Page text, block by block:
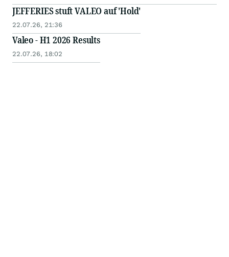
JEFFERIES stuft VALEO auf 'Hold'
22.07.26, 21:36
Valeo - H1 2026 Results
22.07.26, 18:02